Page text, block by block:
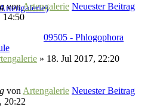
vonArtengalerie Neuester Beitrag
14:50
09505 - Phlogophora
» 18. Jul 2017, 22:20
von Artengalerie Neuester Beitrag
20:22